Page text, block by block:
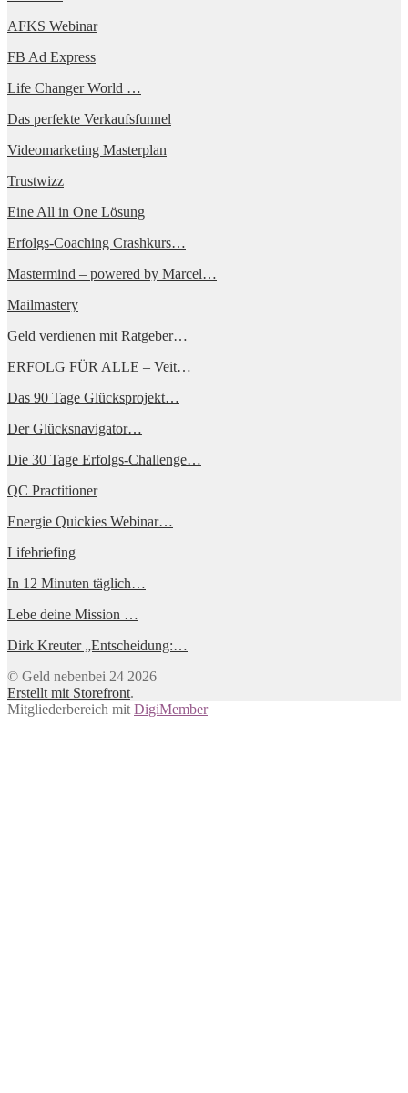
AFKS Webinar
FB Ad Express
Life Changer World …
Das perfekte Verkaufsfunnel
Videomarketing Masterplan
Trustwizz
Eine All in One Lösung
Erfolgs-Coaching Crashkurs…
Mastermind – powered by Marcel…
Mailmastery
Geld verdienen mit Ratgeber…
ERFOLG FÜR ALLE – Veit…
Das 90 Tage Glücksprojekt…
Der Glücksnavigator…
Die 30 Tage Erfolgs-Challenge…
QC Practitioner
Energie Quickies Webinar…
Lifebriefing
In 12 Minuten täglich…
Lebe deine Mission …
Dirk Kreuter „Entscheidung:…
© Geld nebenbei 24 2026
Erstellt mit Storefront.
Mitgliederbereich mit DigiMember